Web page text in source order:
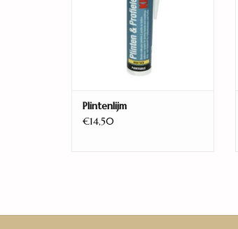
Plintenlijm
€14,50